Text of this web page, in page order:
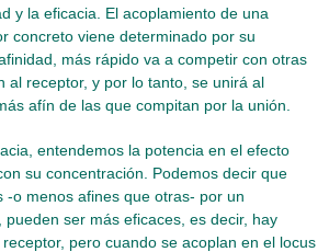
y la eficacia. El acoplamiento de una
concreto viene determinado por su
más rápido va a competir con otras
al receptor, y por lo tanto, se unirá al
afín de las que compitan por la unión.
entendemos la potencia en el efecto
su concentración. Podemos decir que
-o menos afines que otras- por un
ser más eficaces, es decir, hay
pero cuando se acoplan en el locus